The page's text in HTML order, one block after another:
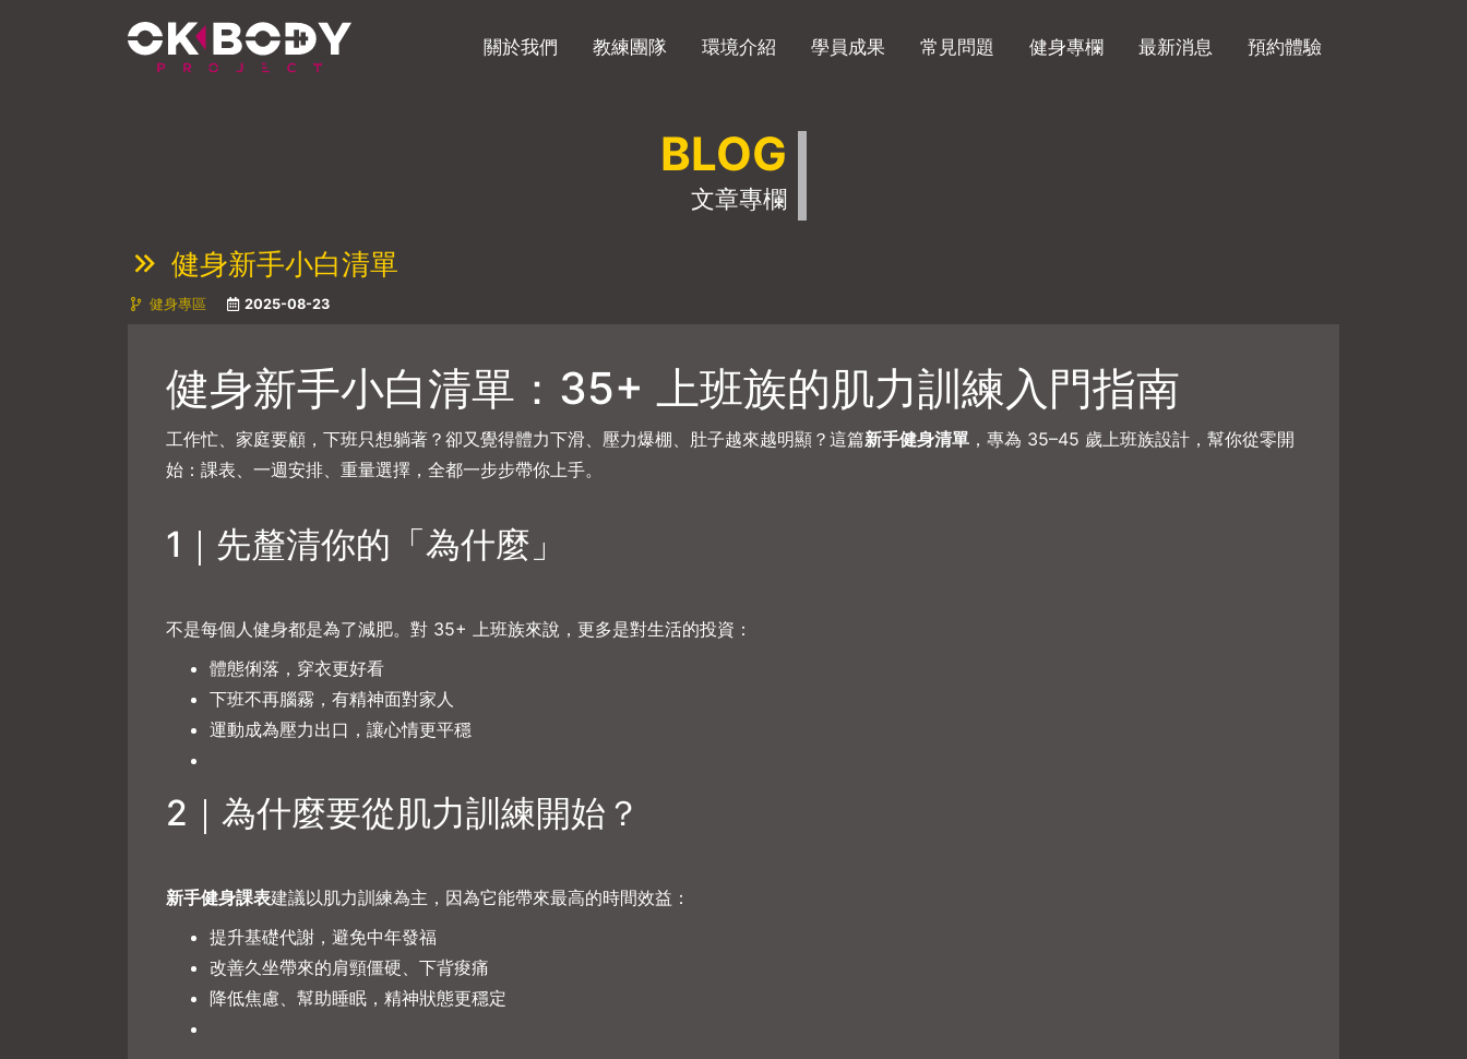
關於我們 教練團隊 環境介紹 學員成果 常見問題 健身專欄 最新消息 預約體驗
BLOG
文章專欄
健身新手小白清單
健身專區 2025-08-23
健身新手小白清單：35+ 上班族的肌力訓練入門指南
工作忙、家庭要顧，下班只想躺著？卻又覺得體力下滑、壓力爆棚、肚子越來越明顯？這篇新手健身清單 ，專為 35–45 歲上班族設計，幫你從零開
始：課表、一週安排、重量選擇，全都一步步帶你上手。
1｜先釐清你的「為什麼」
不是每個人健身都是為了減肥。對 35+ 上班族來說，更多是對生活的投資：
體態俐落，穿衣更好看
下班不再腦霧，有精神面對家人
運動成為壓力出口，讓心情更平穩
2｜為什麼要從肌力訓練開始？
新手健身課表建議以肌力訓練為主，因為它能帶來最高的時間效益：
提升基礎代謝，避免中年發福
改善久坐帶來的肩頸僵硬、下背痠痛
降低焦慮、幫助睡眠，精神狀態更穩定